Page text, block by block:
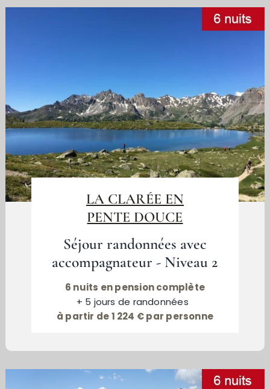
LA CLARÉE EN
PENTE DOUCE
Séjour randonnées avec
accompagnateur - Niveau 2
6 nuits en pension complète
+ 5 jours de randonnées
à partir de 1 224 € par personne